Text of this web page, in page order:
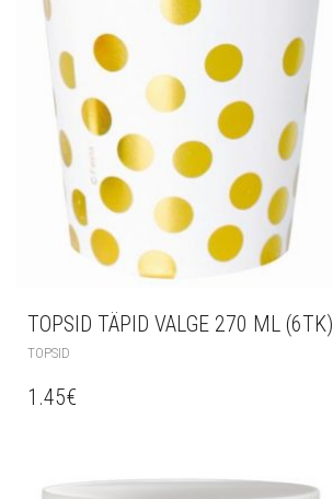
TOPSID TÄPID VALGE 270 ML (6TK)
TOPSID
1.45€